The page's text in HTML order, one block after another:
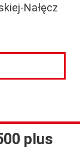
Nałęcz
plus